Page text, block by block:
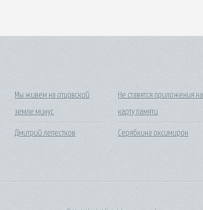
Мы живем на отцовской
земле минус
Дмитрий лепестков
Не ставятся приложения на
карту памяти
Серябкина оксимирон